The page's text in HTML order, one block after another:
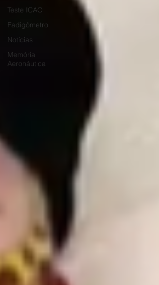
Teste ICAO
Fadigômetro
Notícias
Memória
Aeronáutica